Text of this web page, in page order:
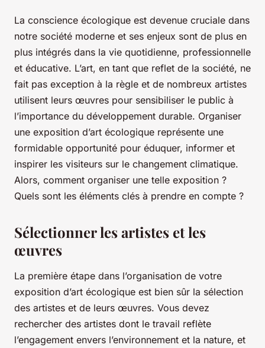
La conscience écologique est devenue cruciale dans
notre société moderne et ses enjeux sont de plus en
plus intégrés dans la vie quotidienne, professionnelle
et éducative. L’art, en tant que reflet de la société, ne
fait pas exception à la règle et de nombreux artistes
utilisent leurs œuvres pour sensibiliser le public à
l’importance du développement durable. Organiser
une exposition d’art écologique représente une
formidable opportunité pour éduquer, informer et
inspirer les visiteurs sur le changement climatique.
Alors, comment organiser une telle exposition ?
Quels sont les éléments clés à prendre en compte ?
Sélectionner les artistes et les
œuvres
La première étape dans l’organisation de votre
exposition d’art écologique est bien sûr la sélection
des artistes et de leurs œuvres. Vous devez
rechercher des artistes dont le travail reflète
l’engagement envers l’environnement et la nature, et